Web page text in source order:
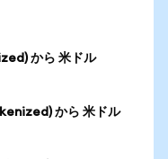
から 米ドル
から 米ドル